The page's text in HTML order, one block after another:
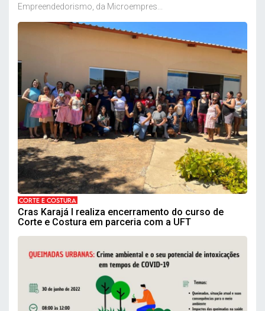
Empreendedorismo, da Microempres...
CORTE E COSTURA
Cras Karajá I realiza encerramento do curso de
Corte e Costura em parceria com a UFT